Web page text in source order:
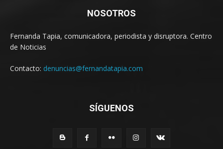
NOSOTROS
Fernanda Tapia, comunicadora, periodista y disruptora. Centro
de Noticias
Contacto: denuncias@fernandatapia.com
SÍGUENOS